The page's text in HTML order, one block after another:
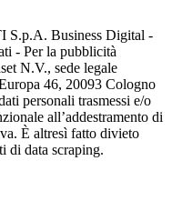
S.p.A. Business Digital -
- Per la pubblicità
N.V., sede legale
46, 20093 Cologno
personali trasmessi e/o
all’addestramento di
È altresì fatto divieto
di data scraping.